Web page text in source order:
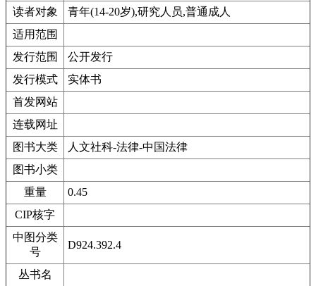
读者对象
青年(14-20岁),研究人员,普通成人
适用范围
发行范围
公开发行
发行模式
实体书
首发网站
连载网址
图书大类
人文社科-法律-中国法律
图书小类
重量
0.45
CIP核字
中图分类
号
D924.392.4
丛书名